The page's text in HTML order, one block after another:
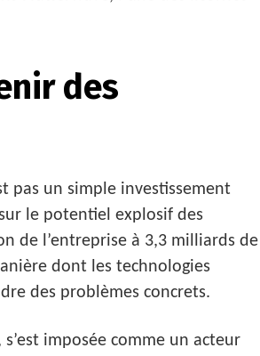
des
pas un simple investissement
le potentiel explosif des
de l’entreprise à 3,3 milliards de
dont les technologies
des problèmes concrets.
imposée comme un acteur